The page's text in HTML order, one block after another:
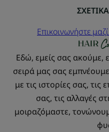
Επικοινωνήστε
Εδώ, εμείς σας ακούμε,
σειρά μας σας
με τις ιστορίες σας, τις
σας, τις αλλαγές
μοιραζόμαστε,